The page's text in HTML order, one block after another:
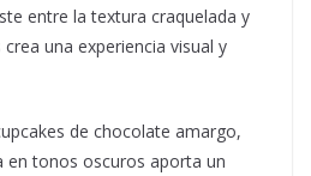
entre la textura craquelada y
una experiencia visual y
de chocolate amargo,
en tonos oscuros aporta un